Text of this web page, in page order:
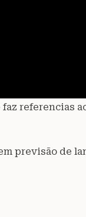
faz referencias
previsão de